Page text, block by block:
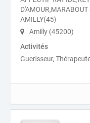
AMILLY(45)
Amilly (45200)
Activités
Guerisseur,